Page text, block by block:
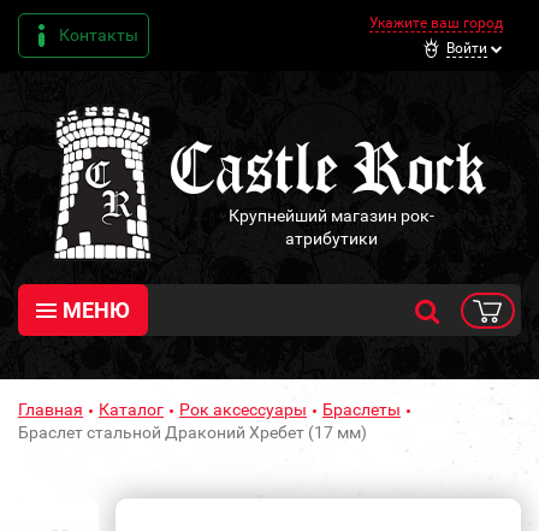
Контакты
Укажите ваш город
Войти
Крупнейший магазин рок-
атрибутики
МЕНЮ
Главная Каталог Рок аксессуары
Браслеты
Браслет стальной Драконий Хребет (17 мм)